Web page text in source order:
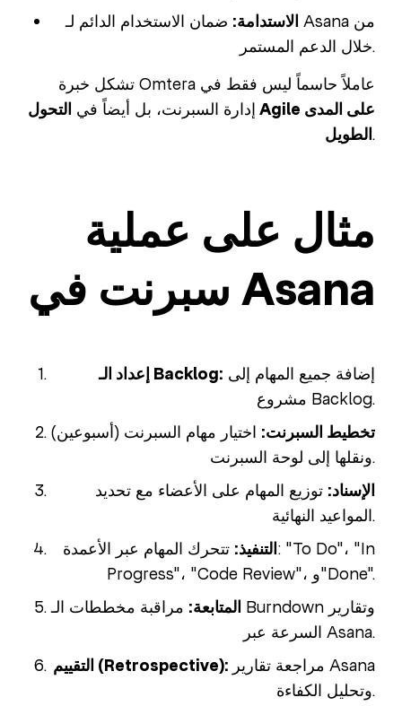
الاستدامة: ضمان الاستخدام الدائم لـ Asana من
خلال الدعم المستمر.
تشكل خبرة Omtera عاملاً حاسماً ليس فقط في
إدارة السبرنت، بل أيضاً في التحول Agile على المدى
الطويل.
مثال على عملية
سبرنت في Asana
إعداد الـ Backlog:
مشروع Backlog.
تخطيط السبرنت: اختيار مهام السبرنت (أسبوعين)
ونقلها إلى لوحة السبرنت.
الإسناد: توزيع المهام على الأعضاء مع تحديد
المواعيد النهائية.
التنفيذ: تتحرك المهام عبر الأعمدة: "To Do"، "In
Progress"، "Code Review"، و"Done".
المتابعة: مراقبة مخططات الـ Burndown وتقارير
السرعة عبر Asana.
التقييم (Retrospective):
وتحليل الكفاءة.